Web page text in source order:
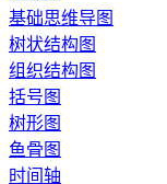
基础思维导图
树状结构图
组织结构图
括号图
树形图
鱼骨图
时间轴